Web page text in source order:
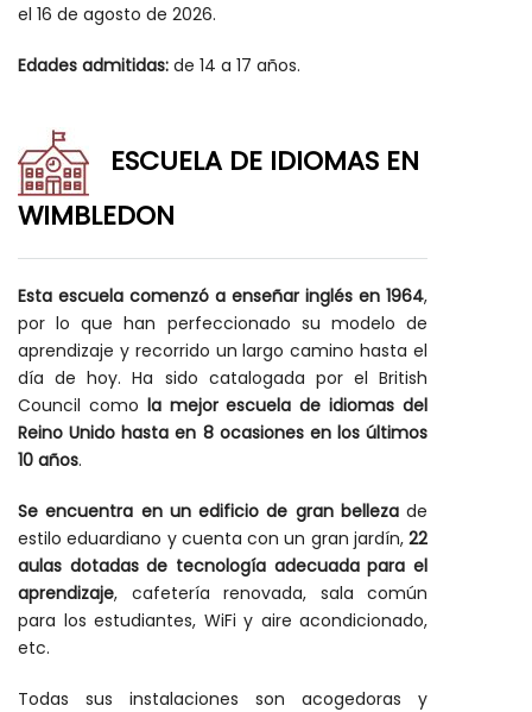
el 16 de agosto de 2026.
Edades admitidas: de 14 a 17 años.
ESCUELA DE IDIOMAS EN
WIMBLEDON
Esta escuela comenzó a enseñar inglés en 1964,
por lo que han perfeccionado su modelo de
aprendizaje y recorrido un largo camino hasta el
día de hoy. Ha sido catalogada por el British
Council como la mejor escuela de idiomas del
Reino Unido hasta en 8 ocasiones en los últimos
10 años.
Se encuentra en un edificio de gran bellezade
estilo eduardiano y cuenta con un gran jardín, 22
aulas dotadas de tecnología adecuada para el
aprendizaje, cafetería renovada, sala común
para los estudiantes, WiFi y aire acondicionado,
etc.
Todas sus instalaciones son acogedoras y